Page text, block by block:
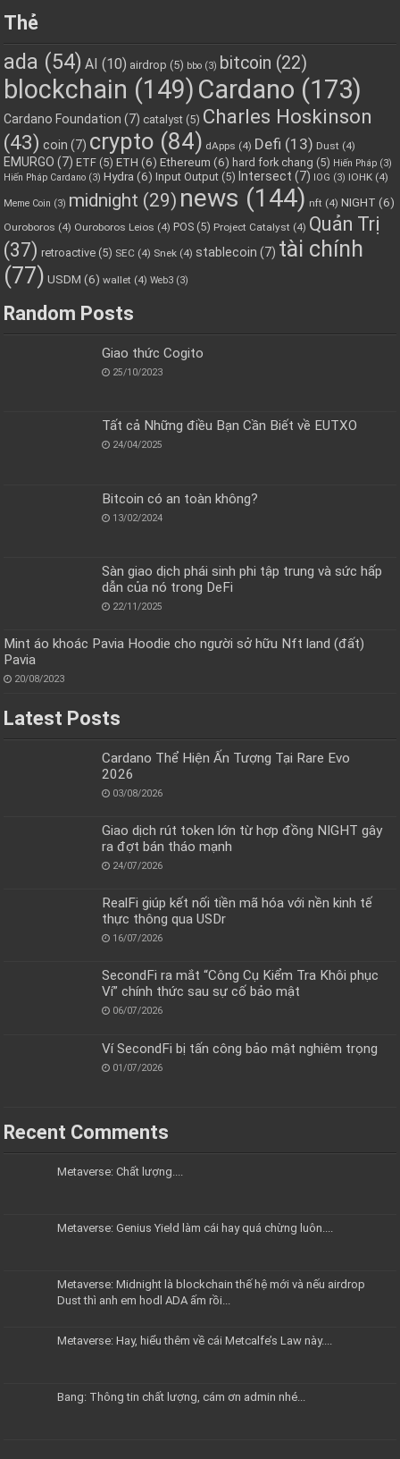
Thẻ
ada (54) AI (10) airdrop (5) bbo (3) bitcoin (22)
blockchain (149) Cardano (173)
Cardano Foundation (7) catalyst (5) Charles Hoskinson
(43) coin (7) crypto (84) dApps (4) Defi (13) Dust (4)
EMURGO (7) ETF (5) ETH (6) Ethereum (6) hard fork chang (5) Hiến Pháp (3)
Hiến Pháp Cardano (3) Hydra (6) Input Output (5) Intersect (7) IOG (3) IOHK (4)
Meme Coin (3) midnight (29) news (144) nft (4) NIGHT (6)
Ouroboros (4) Ouroboros Leios (4) POS (5) Project Catalyst (4) Quản Trị
(37) retroactive (5) SEC (4) Snek (4) stablecoin (7) tài chính
(77) USDM (6) wallet (4) Web3 (3)
Random Posts
Giao thức Cogito
25/10/2023
Tất cả Những điều Bạn Cần Biết về EUTXO
24/04/2025
Bitcoin có an toàn không?
13/02/2024
Sàn giao dịch phái sinh phi tập trung và sức hấp
dẫn của nó trong DeFi
22/11/2025
Mint áo khoác Pavia Hoodie cho người sở hữu Nft land (đất)
Pavia
20/08/2023
Latest Posts
Cardano Thể Hiện Ấn Tượng Tại Rare Evo
2026
03/08/2026
Giao dịch rút token lớn từ hợp đồng NIGHT gây
ra đợt bán tháo mạnh
24/07/2026
RealFi giúp kết nối tiền mã hóa với nền kinh tế
thực thông qua USDr
16/07/2026
SecondFi ra mắt “Công Cụ Kiểm Tra Khôi phục
Ví” chính thức sau sự cố bảo mật
06/07/2026
Ví SecondFi bị tấn công bảo mật nghiêm trọng
01/07/2026
Recent Comments
Metaverse: Chất lượng....
Metaverse: Genius Yield làm cái hay quá chừng luôn....
Metaverse: Midnight là blockchain thế hệ mới và nếu airdrop
Dust thì anh em hodl ADA ấm rồi...
Metaverse: Hay, hiểu thêm về cái Metcalfe’s Law này....
Bang: Thông tin chất lượng, cám ơn admin nhé...